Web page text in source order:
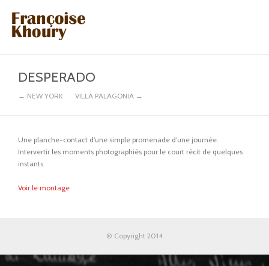
DESPERADO
← NEW YORK VILLA PALAGONIA →
Une planche-contact d’une simple promenade d’une journée.
Intervertir les moments photographiés pour le court récit de quelques
instants.
Voir le montage
© Copyright 2014